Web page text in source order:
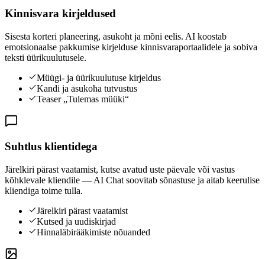
Kinnisvara kirjeldused
Sisesta korteri planeering, asukoht ja mõni eelis. AI koostab
emotsionaalse pakkumise kirjelduse kinnisvaraportaalidele ja sobiva
teksti üürikuulutusele.
Müügi- ja üürikuulutuse kirjeldus
Kandi ja asukoha tutvustus
Teaser „Tulemas müüki“
Suhtlus klientidega
Järelkiri pärast vaatamist, kutse avatud uste päevale või vastus
kõhklevale kliendile — AI Chat soovitab sõnastuse ja aitab keerulise
kliendiga toime tulla.
Järelkiri pärast vaatamist
Kutsed ja uudiskirjad
Hinnaläbirääkimiste nõuanded